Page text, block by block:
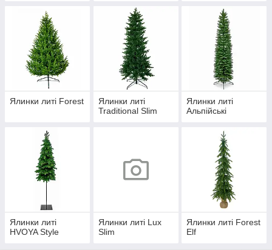
Ялинки литі Forest
Ялинки литі
Traditional Slim
Ялинки литі
Альпійські
Ялинки литі
HVOYA Style
Ялинки литі Lux
Slim
Ялинки литі Forest
Elf